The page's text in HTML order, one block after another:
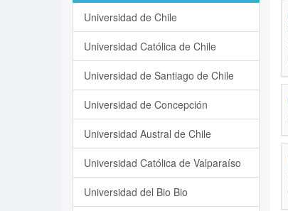
Universidad de Chile
Universidad Católica de Chile
Universidad de Santiago de Chile
Universidad de Concepción
Universidad Austral de Chile
Universidad Católica de Valparaíso
Universidad del Bio Bio